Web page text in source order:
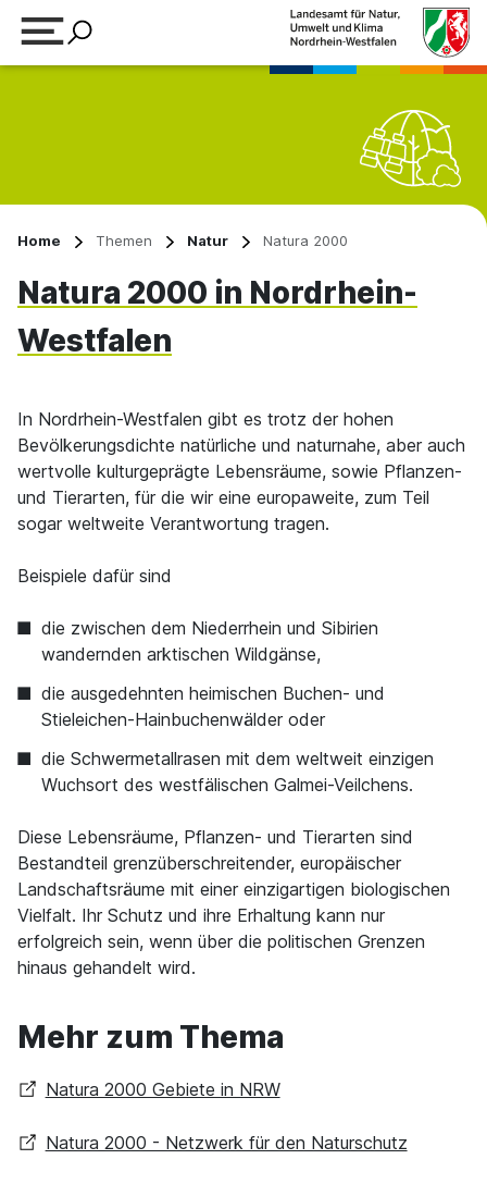
Home Themen Natur Natura 2000
Natura 2000 in Nordrhein-
Westfalen
In Nordrhein-Westfalen gibt es trotz der hohen
Bevölkerungsdichte natürliche und naturnahe, aber auch
wertvolle kulturgeprägte Lebensräume, sowie Pflanzen-
und Tierarten, für die wir eine europaweite, zum Teil
sogar weltweite Verantwortung tragen.
Beispiele dafür sind
die zwischen dem Niederrhein und Sibirien
wandernden arktischen Wildgänse,
die ausgedehnten heimischen Buchen- und
Stieleichen-Hainbuchenwälder oder
die Schwermetallrasen mit dem weltweit einzigen
Wuchsort des westfälischen Galmei-Veilchens.
Diese Lebensräume, Pflanzen- und Tierarten sind
Bestandteil grenzüberschreitender, europäischer
Landschaftsräume mit einer einzigartigen biologischen
Vielfalt. Ihr Schutz und ihre Erhaltung kann nur
erfolgreich sein, wenn über die politischen Grenzen
hinaus gehandelt wird.
Mehr zum Thema
Natura 2000 Gebiete in NRW
Natura 2000 - Netzwerk für den Naturschutz